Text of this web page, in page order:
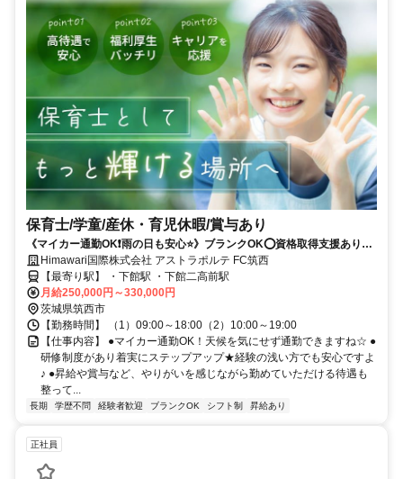
保育士/学童/産休・育児休暇/賞与あり
《マイカー通勤OK❗️雨の日も安心⭐》ブランクOK⭕資格取得支援あり⭕
昇給・賞与あり⭕運動療育にチカラを入れている施設です✨
Himawari国際株式会社 アストラポルテ FC筑西
【最寄り駅】 ・下館駅 ・下館二高前駅
月給250,000円～330,000円
茨城県筑西市
【勤務時間】 （1）09:00～18:00（2）10:00～19:00
【仕事内容】 ●マイカー通勤OK！天候を気にせず通勤できますね☆ ●
研修制度があり着実にステップアップ★経験の浅い方でも安心ですよ
♪ ●昇給や賞与など、やりがいを感じながら勤めていただける待遇も
整って...
長期 学歴不問 経験者歓迎 ブランクOK シフト制 昇給あり
正社員